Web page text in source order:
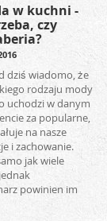
w kuchni -
czy
dziś wiadomo, że
rodzaju mody
uchodzi w danym
za popularne,
na nasze
i zachowanie.
jak wiele
powinien im